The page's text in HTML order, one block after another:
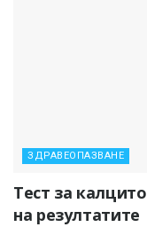
ЗДРАВЕОПАЗВАНЕ
Тест за
на резултатите